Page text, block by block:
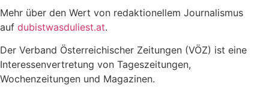
Mehr über den Wert von redaktionellem Journalismus
auf dubistwasduliest.at.
Der Verband Österreichischer Zeitungen (VÖZ) ist eine
Interessenvertretung von Tageszeitungen,
Wochenzeitungen und Magazinen.